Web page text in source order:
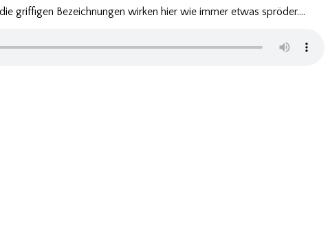
griffigen Bezeichnungen wirken hier wie immer etwas spröder….